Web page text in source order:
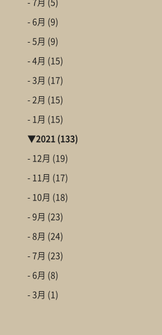
- 7月 (5)
- 6月 (9)
- 5月 (9)
- 4月 (15)
- 3月 (17)
- 2月 (15)
- 1月 (15)
▼2021 (133)
- 12月 (19)
- 11月 (17)
- 10月 (18)
- 9月 (23)
- 8月 (24)
- 7月 (23)
- 6月 (8)
- 3月 (1)